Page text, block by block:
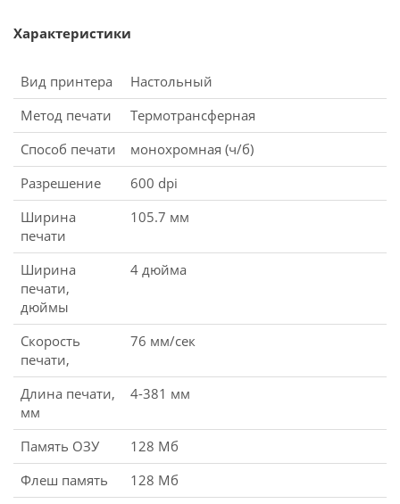
Характеристики
Вид принтера
Настольный
Метод печати
Термотрансферная
Способ печати
монохромная (ч/б)
Разрешение
600 dpi
Ширина
печати
105.7 мм
Ширина
печати,
дюймы
4 дюйма
Скорость
печати,
76 мм/сек
Длина печати,
мм
4-381 мм
Память ОЗУ
128 Мб
Флеш память
128 Мб